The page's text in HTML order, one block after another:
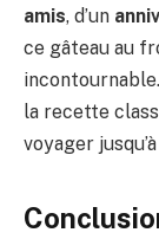
amis, d’un
ce gâteau au
la recette
voyager